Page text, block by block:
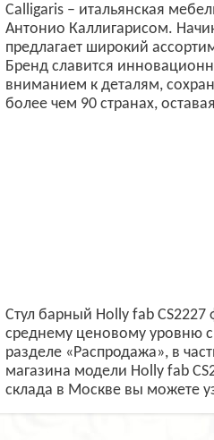
Calligaris – итальянская
Антонио Каллигарисом.
предлагает широкий
Бренд славится
вниманием к деталям,
более чем 90 странах,
Стул барный Holly fab
среднему ценовому уровню
разделе «Распродажа», в
магазина модели Holly fab
склада в Москве вы можете